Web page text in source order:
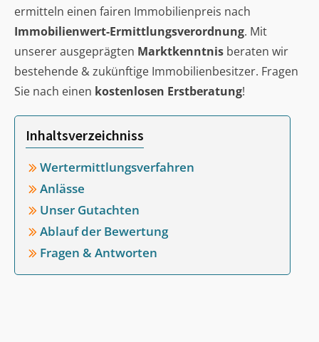
ermitteln einen fairen Immobilienpreis nach
Immobilienwert-Ermittlungsverordnung. Mit
unserer ausgeprägten Marktkenntnis beraten wir
bestehende & zukünftige Immobilienbesitzer. Fragen
Sie nach einen kostenlosen Erstberatung!
Inhaltsverzeichniss
Wertermittlungsverfahren
Anlässe
Unser Gutachten
Ablauf der Bewertung
Fragen & Antworten